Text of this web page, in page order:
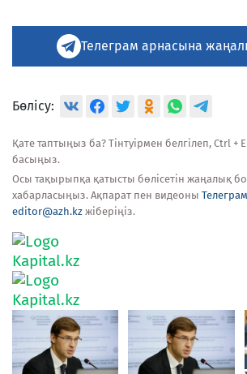
Телеграм арнасына
Бөлісу:
Қате таптыңыз ба? Тінтуірмен белгілеп, Ctrl +
басыңыз.
Осы тақырыпқа қатысты бөлісетін жаңалық
хабарласыңыз. Ақпарат пен видеоны
editor@azh.kz жіберіңіз.